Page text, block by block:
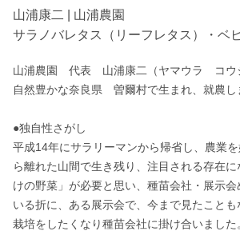
山浦康二 | 山浦農園
サラノバレタス（リーフレタス）・ベ
山浦農園　代表　山浦康二（ヤマウラ　コウ
自然豊かな奈良県　曽爾村で生まれ、就農し
●独自性さがし
平成14年にサラリーマンから帰省し、農業
ら離れた山間で生き残り、注目される存在
けの野菜」が必要と思い、種苗会社・展示
いる折に、ある展示会で、今まで見たことも
栽培をしたくなり種苗会社に掛け合いました